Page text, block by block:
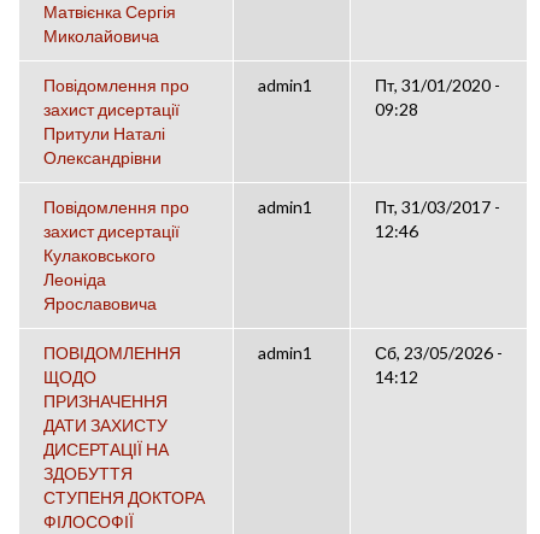
Матвієнка Сергія
Миколайовича
Повідомлення про
захист дисертації
Притули Наталі
Олександрівни
admin1
Пт, 31/01/2020 -
09:28
Повідомлення про
захист дисертації
Кулаковського
Леоніда
Ярославовича
admin1
Пт, 31/03/2017 -
12:46
ПОВІДОМЛЕННЯ
ЩОДО
ПРИЗНАЧЕННЯ
ДАТИ ЗАХИСТУ
ДИСЕРТАЦІЇ НА
ЗДОБУТТЯ
СТУПЕНЯ ДОКТОРА
ФІЛОСОФІЇ
admin1
Сб, 23/05/2026 -
14:12